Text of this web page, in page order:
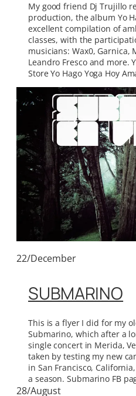
My good friend Dj Trujillo
production, the album Yo
excellent compilation of
classes, with the
musicians: Wax0, Garnica,
Leandro Fresco and more.
Store Yo Hago Yoga Hoy
22/December
SUBMARINO
This is a flyer I did for my
Submarino, which after a
single concert in Merida,
taken by testing my new
in San Francisco,
a season. Submarino FB
28/August